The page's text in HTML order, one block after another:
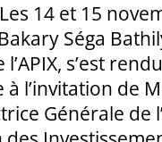
14 et 15
Séga
s’est
l’invitation de
Générale de